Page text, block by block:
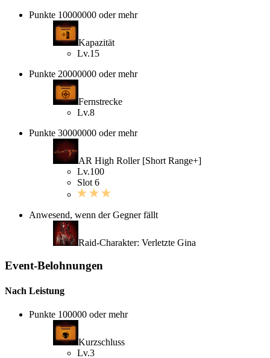
Punkte 10000000 oder mehr
Kapazität
Lv.15
Punkte 20000000 oder mehr
Fernstrecke
Lv.8
Punkte 30000000 oder mehr
AR High Roller [Short Range+]
Lv.100
Slot 6
Anwesend, wenn der Gegner fällt
Raid-Charakter: Verletzte Gina
Event-Belohnungen
Nach Leistung
Punkte 100000 oder mehr
Kurzschluss
Lv.3